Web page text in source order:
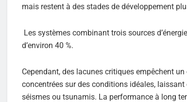
mais restent à des stades de développement
Les systèmes combinant trois sources
d’environ 40 %.
Cependant, des lacunes critiques empêchent
concentrées sur des conditions idéales,
séismes ou tsunamis. La performance à long